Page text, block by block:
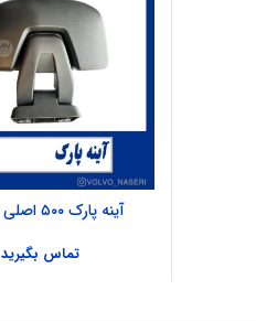
آینه پارک ۵۰۰ اصلی – FH4
تماس بگیرید